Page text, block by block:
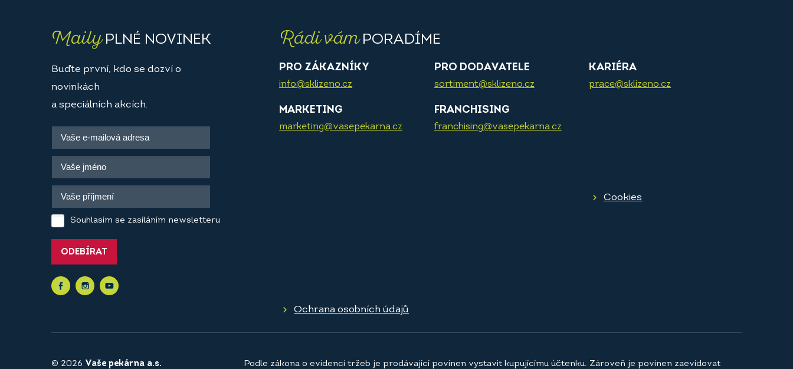
MailyPLNÉ NOVINEK
Buďte první, kdo se dozví o
novinkách
a speciálních akcích.
Souhlasím se zasíláním newsletteru
ODEBÍRAT
Rádi vámPORADÍME
PRO ZÁKAZNÍKY
info@sklizeno.cz
PRO DODAVATELE
sortiment@sklizeno.cz
KARIÉRA
prace@sklizeno.cz
MARKETING
marketing@vasepekarna.cz
FRANCHISING
franchising@vasepekarna.cz
Cookies
Ochrana osobních údajů
© 2026 Vaše pekárna a.s. Podle zákona o evidenci tržeb je prodávající povinen vystavit kupujícímu účtenku. Zároveň je povinen zaevidovat